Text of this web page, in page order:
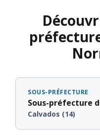
SOUS-PRÉFECTURE
Sous-préfecture
Calvados (14)